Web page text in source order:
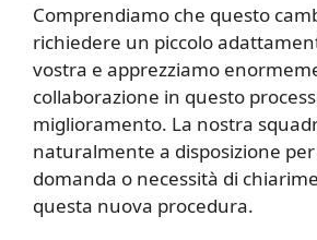
Comprendiamo che questo
richiedere un piccolo
vostra e apprezziamo
collaborazione in questo
miglioramento. La nostra
naturalmente a disposizione
domanda o necessità di
questa nuova procedura.